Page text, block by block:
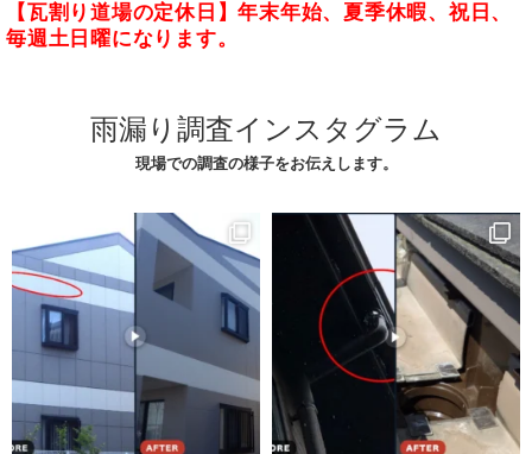
【瓦割り道場の定休日】年末年始、夏季休暇、祝日、
毎週土日曜になります。
雨漏り調査インスタグラム
現場での調査の様子をお伝えします。